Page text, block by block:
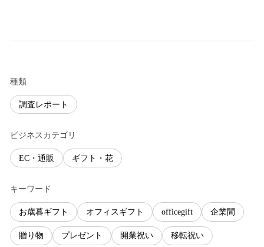
種類
調査レポート
ビジネスカテゴリ
EC・通販 ギフト・花
キーワード
お歳暮ギフト オフィスギフト officegift 企業間
贈り物 プレゼント 開業祝い 移転祝い